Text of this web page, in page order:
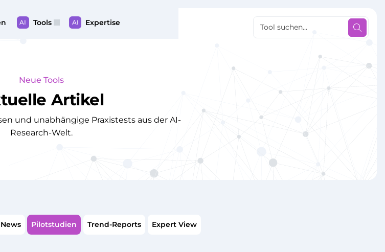
Neue Tools
Artikel
und unabhängige Praxistests aus der AI-
Research-Welt.
Pilotstudien Trend-Reports Expert View
AI Tools AI Expertise